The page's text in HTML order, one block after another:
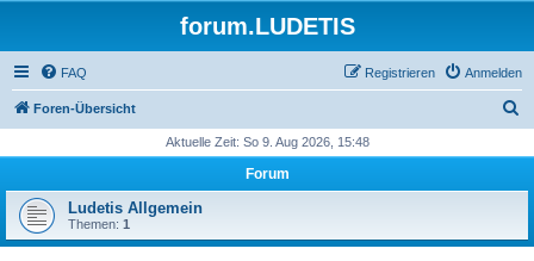
forum.LUDETIS
FAQ Anmelden
Registrieren
Foren-Übersicht
h
Aktuelle Zeit: So 9. Aug 2026, 15:48
Forum
Ludetis Allgemein
Themen: 1